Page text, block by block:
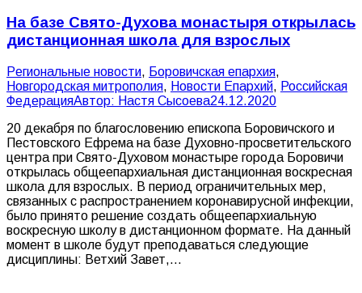
На базе Свято-Духова монастыря открылась
дистанционная школа для взрослых
Pегиональные новости, Боровичская епархия,
Новгородская митрополия, Новости Епархий, Российская
ФедерацияАвтор: Настя Сысоева24.12.2020
20 декабря по благословению епископа Боровичского и
Пестовского​ Ефрема на базе Духовно-просветительского
центра при Свято-Духовом монастыре города Боровичи
открылась общеепархиальная дистанционная воскресная
школа для взрослых. В период ограничительных мер,
связанных с распространением коронавирусной инфекции,
было принято решение создать общеепархиальную
воскресную школу в дистанционном формате. На данный
момент в школе будут преподаваться следующие​
дисциплины: Ветхий Завет,…